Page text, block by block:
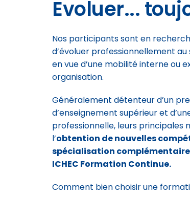
Evoluer...
Nos participants sont en
d’évoluer professionnellement
en vue d’une mobilité interne ou
organisation.
Généralement détenteur d’un
d’enseignement supérieur et
professionnelle, leurs principales
l’obtention de nouvelles
spécialisation
ICHEC Formation Continue.
Comment bien choisir une